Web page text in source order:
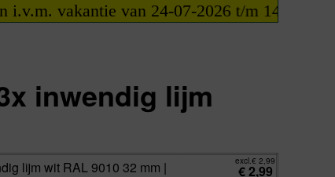
vakantie van 24-07-2026 t/m 14-08-2026
inwendig lijm
lijm wit RAL 9010 32 mm | excl.€ 2,99
€2,99